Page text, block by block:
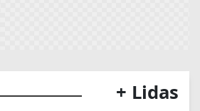
+ Lidas